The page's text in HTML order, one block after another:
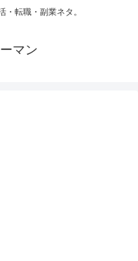
・転職・副業ネタ。
マン